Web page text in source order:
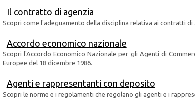
Il contratto di agenzia
Scopri come l'adeguamento della disciplina relativa ai contratti
Accordo economico nazionale
Scopri l'Accordo Economico Nazionale per gli Agenti di
Europee del 18 dicembre 1986.
Agenti e rappresentanti con deposito
Scopri le norme e i regolamenti che regolano gli agenti e i